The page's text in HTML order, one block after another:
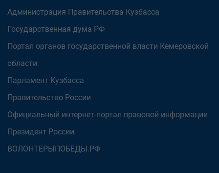
Администрация Правительства Кузбасса
Государственная дума РФ
Портал органов государственной власти Кемеровской
области
Парламент Кузбасса
Правительство России
Официальный интернет-портал правовой информации
Президент России
ВОЛОНТЕРЫПОБЕДЫ.РФ